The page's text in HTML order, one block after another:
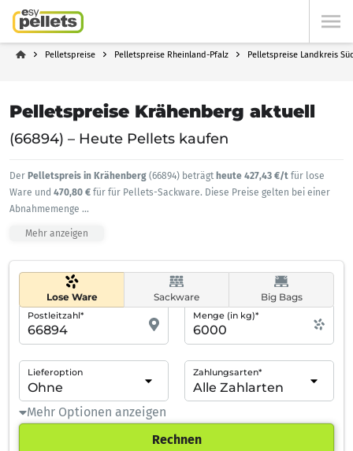
Pelletspreise Pelletspreise Rheinland-Pfalz Pelletspreise Landkreis
Pelletspreise Krähenberg aktuell
(66894) – Heute Pellets kaufen
Der Pelletspreis in Krähenberg (66894) beträgt heute 427,43 €/t für lose
Ware und 470,80 € für für Pellets-Sackware. Diese Preise gelten bei einer
Abnahmemenge ...
Mehr anzeigen
Lose Ware Sackware Big Bags
Postleitzahl* Menge (in kg)*
Lieferoption Zahlungsarten*
Mehr Optionen anzeigen
Rechnen